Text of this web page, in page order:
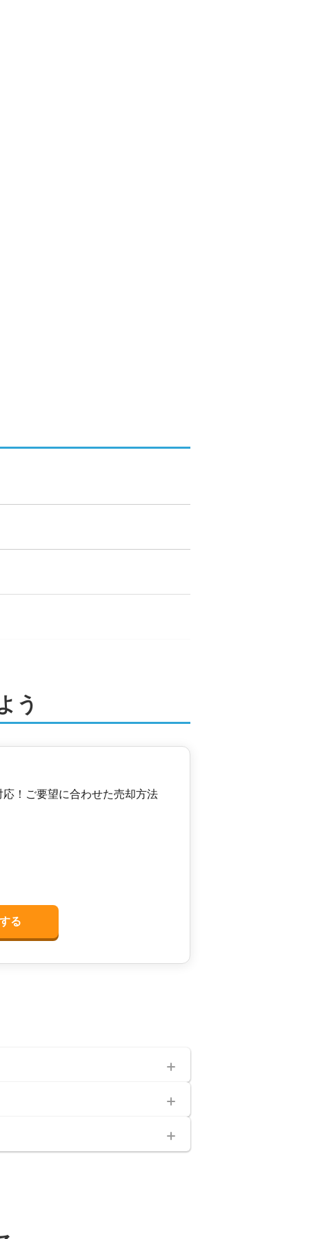
う
！ご要望に合わせた売却方法
る